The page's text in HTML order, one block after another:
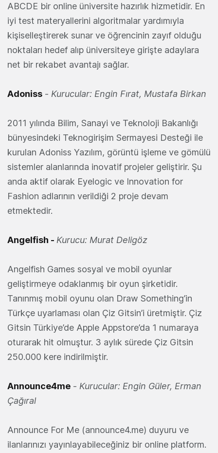
ABCDE bir online üniversite hazırlık hizmetidir. En
iyi test materyallerini algoritmalar yardımıyla
kişiselleştirerek sunar ve öğrencinin zayıf olduğu
noktaları hedef alıp üniversiteye girişte adaylara
net bir rekabet avantajı sağlar.
Adoniss - Kurucular: Engin Fırat, Mustafa Birkan
2011 yılında Bilim, Sanayi ve Teknoloji Bakanlığı
bünyesindeki Teknogirişim Sermayesi Desteği ile
kurulan Adoniss Yazılım, görüntü işleme ve gömülü
sistemler alanlarında inovatif projeler geliştirir. Şu
anda aktif olarak Eyelogic ve Innovation for
Fashion adlarının verildiği 2 proje devam
etmektedir.
Angelfish - Kurucu: Murat Deligöz
Angelfish Games sosyal ve mobil oyunlar
geliştirmeye odaklanmış bir oyun şirketidir.
Tanınmış mobil oyunu olan Draw Something’in
Türkçe uyarlaması olan Çiz Gitsin’i üretmiştir. Çiz
Gitsin Türkiye’de Apple Appstore’da 1 numaraya
oturarak hit olmuştur. 3 aylık sürede Çiz Gitsin
250.000 kere indirilmiştir.
Announce4me - Kurucular: Engin Güler, Erman
Çağıral
Announce For Me (announce4.me) duyuru ve
ilanlarınızı yayınlayabileceğiniz bir online platform.